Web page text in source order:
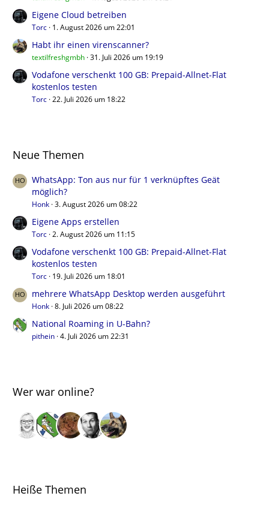
Eigene Cloud betreiben
Torc 1. August 2026 um 22:01
Habt ihr einen virenscanner?
textilfreshgmbh 31. Juli 2026 um 19:19
Vodafone verschenkt 100 GB: Prepaid-Allnet-Flat
kostenlos testen
Torc 22. Juli 2026 um 18:22
Neue Themen
WhatsApp: Ton aus nur für 1 verknüpftes Geät
möglich?
Honk 3. August 2026 um 08:22
Eigene Apps erstellen
Torc 2. August 2026 um 11:15
Vodafone verschenkt 100 GB: Prepaid-Allnet-Flat
kostenlos testen
Torc 19. Juli 2026 um 18:01
mehrere WhatsApp Desktop werden ausgeführt
Honk 8. Juli 2026 um 08:22
National Roaming in U-Bahn?
pithein 4. Juli 2026 um 22:31
Wer war online?
Heiße Themen